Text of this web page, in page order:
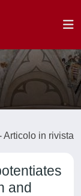
Articolo in rivista
and